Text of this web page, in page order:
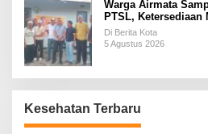
Warga Airmata
PTSL, Ketersediaan
Pemakaman
Di Berita Kota
5 Agustus 2026
Kesehatan Terbaru